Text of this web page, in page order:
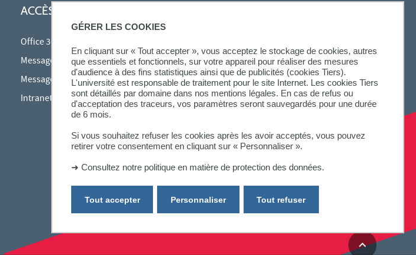
GÉRER LES COOKIES
En cliquant sur « Tout accepter », vous acceptez le stockage de cookies, autres
que essentiels et fonctionnels, sur votre appareil pour réaliser des mesures
d'audience à des fins statistiques ainsi que de publicités (cookies Tiers).
L'université est responsable de traitement pour le site Internet. Les cookies Tiers
sont détaillés par domaine dans nos mentions légales. En cas de refus ou
d'acceptation des traceurs, vos paramètres seront sauvegardés pour une durée
de 6 mois.
Si vous souhaitez refuser les cookies après les avoir acceptés, vous pouvez
retirer votre consentement en cliquant sur « Personnaliser ».
➜ Consultez notre politique en matière de protection des données.
Tout accepter Tout refuser
Personnaliser
ACCÈS RAPIDES
Office 365
Messagerie des personnels
Messagerie étudiante
Intranet des personnels